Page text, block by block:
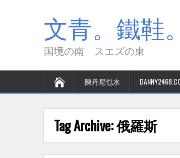
文青。鐵鞋
国境の南 スエズの東
陳丹尼乜水
Tag Archive:俄羅斯